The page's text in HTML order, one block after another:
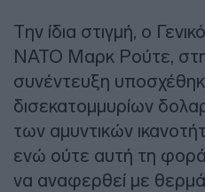
Την ίδια στιγμή, ο
ΝΑΤΟ Μαρκ Ρούτε, στη
συνέντευξη
δισεκατομμυρίων
των αμυντικών
ενώ ούτε αυτή τη φορά
να αναφερθεί με